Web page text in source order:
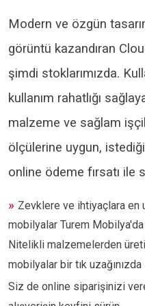
Modern ve özgün
görüntü kazandıran
şimdi stoklarımızda.
kullanım rahatlığı
malzeme ve sağlam
ölçülerine uygun,
online ödeme fırsatı ile
» Zevklere ve ihtiyaçlara en
mobilyalar Turem Mobilya'da
Nitelikli malzemelerden
mobilyalar bir tık
Siz de online siparişinizi